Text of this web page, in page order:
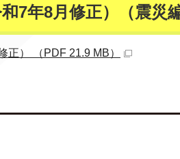
7年8月修正）（震災編
正） （PDF 21.9 MB）